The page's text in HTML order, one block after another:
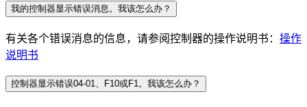
我的控制器显示错误消息。我该怎么办？
有关各个错误消息的信息，请参阅控制器的操作说明书： 操作
说明书
控制器显示错误04-01、F10或F1。我该怎么办？